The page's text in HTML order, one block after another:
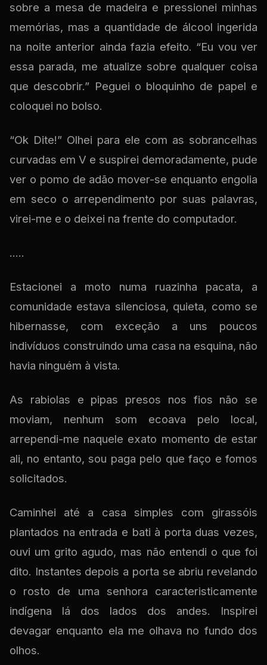
sobre a mesa de madeira e pressionei minhas
memórias, mas a quantidade de álcool ingerida
na noite anterior ainda fazia efeito. “Eu vou ver
essa parada, me atualize sobre qualquer coisa
que descobrir.” Peguei o bloquinho de papel e
coloquei no bolso.
“Ok Dite!” Olhei para ele com as sobrancelhas
curvadas em V e suspirei demoradamente, pude
ver o pomo de adão mover-se enquanto engolia
em seco o arrependimento por suas palavras,
virei-me e o deixei na frente do computador.
.....
Estacionei a moto numa ruazinha pacata, a
comunidade estava silenciosa, quieta, como se
hibernasse, com exceção a uns poucos
indivíduos construindo uma casa na esquina, não
havia ninguém à vista.
As rabiolas e pipas presos nos fios não se
moviam, nenhum som ecoava pelo local,
arrependi-me naquele exato momento de estar
ali, no entanto, sou paga pelo que faço e fomos
solicitados.
Caminhei até a casa simples com girassóis
plantados na entrada e bati à porta duas vezes,
ouvi um grito agudo, mas não entendi o que foi
dito. Instantes depois a porta se abriu revelando
o rosto de uma senhora caracteristicamente
indígena lá dos lados dos andes. Inspirei
devagar enquanto ela me olhava no fundo dos
olhos.